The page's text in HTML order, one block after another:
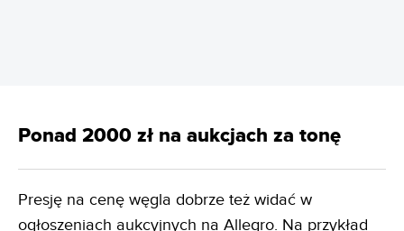
Ponad 2000 zł na aukcjach za tonę
Presję na cenę węgla dobrze też widać w
ogłoszeniach aukcyjnych na Allegro. Na przykład